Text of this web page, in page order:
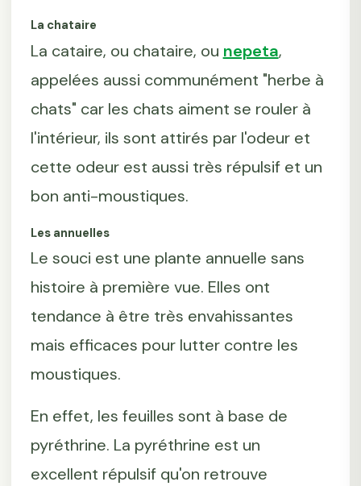
La chataire
La cataire, ou chataire, ou nepeta,
appelées aussi communément "herbe à
chats" car les chats aiment se rouler à
l'intérieur, ils sont attirés par l'odeur et
cette odeur est aussi très répulsif et un
bon anti-moustiques.
Les annuelles
Le souci est une plante annuelle sans
histoire à première vue. Elles ont
tendance à être très envahissantes
mais efficaces pour lutter contre les
moustiques.
En effet, les feuilles sont à base de
pyréthrine. La pyréthrine est un
excellent répulsif qu'on retrouve